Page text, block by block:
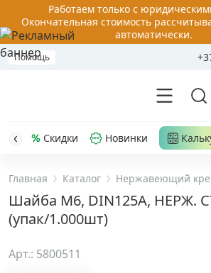
Работаем только с
Окончательная стоимость
автоматически.
Помощь
Акции
Распродажа
Уценка
Скидки Новинки
Главная Каталог Нержавеющий
Шайба М6, DIN125A, НЕРЖ.
(упак/1.000шт)
Арт.: 5800511